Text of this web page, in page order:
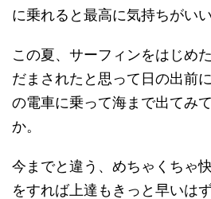
に乗れると最高に気持ちがいい
この夏、サーフィンをはじめ
だまされたと思って日の出前
の電車に乗って海まで出てみ
か。
今までと違う、めちゃくちゃ
をすれば上達もきっと早いは